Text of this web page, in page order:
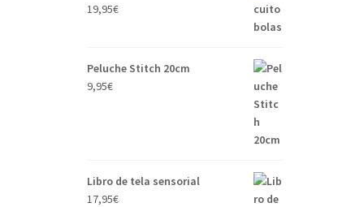
19,95€
Peluche Stitch 20cm
9,95€
Libro de tela sensorial
17,95€